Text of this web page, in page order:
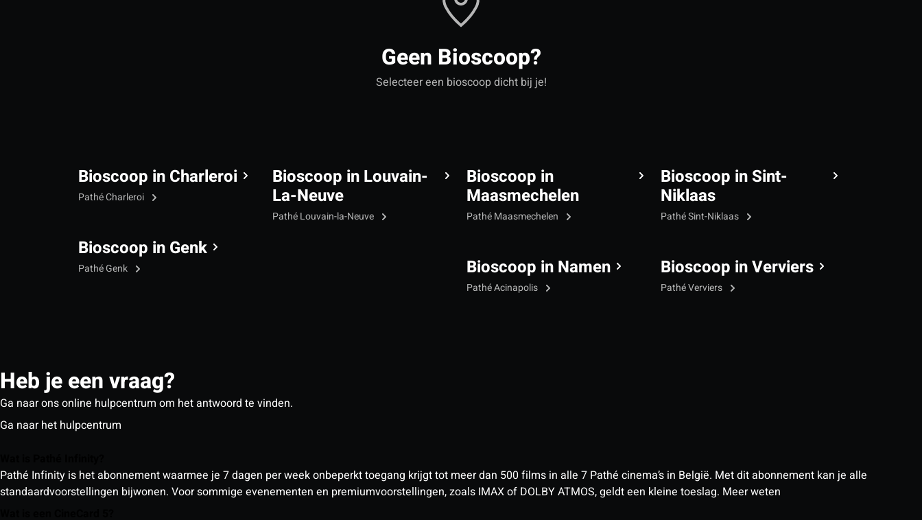
Geen Bioscoop?
Selecteer een bioscoop dicht bij je!
Bioscoop in Charleroi
Pathé Charleroi
Bioscoop in Genk
Pathé Genk
Bioscoop in Louvain-
La-Neuve
Pathé Louvain-la-Neuve
Bioscoop in
Maasmechelen
Pathé Maasmechelen
Bioscoop in Namen
Pathé Acinapolis
Bioscoop in Sint-
Niklaas
Pathé Sint-Niklaas
Bioscoop in Verviers
Pathé Verviers
Heb je een vraag?
Ga naar ons online hulpcentrum om het antwoord te vinden.
Ga naar het hulpcentrum
Pathé Infinity is het abonnement waarmee je 7 dagen per week onbeperkt toegang krijgt tot meer dan 500 films in alle 7 Pathé cinema’s in België. Met dit abonnement kan je alle
standaardvoorstellingen bijwonen. Voor sommige evenementen en premiumvoorstellingen, zoals IMAX of DOLBY ATMOS, geldt een kleine toeslag. Meer weten